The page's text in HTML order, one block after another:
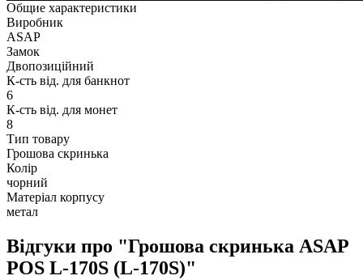
Общие характеристики
Виробник
ASAP
Замок
Двопозиційний
К-сть від. для банкнот
6
К-сть від. для монет
8
Тип товару
Грошова скринька
Колір
чорний
Матеріал корпусу
метал
Відгуки про "Грошова скринька ASAP
POS L-170S (L-170S)"